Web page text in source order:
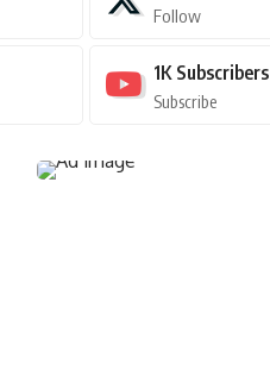
Follow
1K Subscribers
Subscribe